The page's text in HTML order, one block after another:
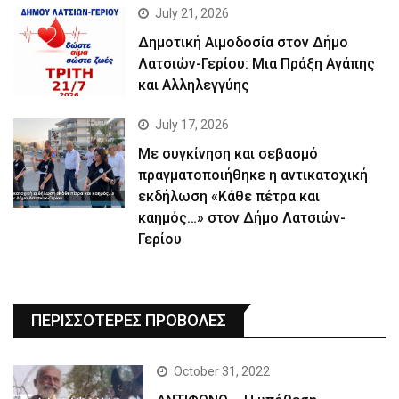
July 21, 2026
Δημοτική Αιμοδοσία στον Δήμο
Λατσιών-Γερίου: Μια Πράξη Αγάπης
και Αλληλεγγύης
July 17, 2026
Με συγκίνηση και σεβασμό
πραγματοποιήθηκε η αντικατοχική
εκδήλωση «Κάθε πέτρα και
καημός…» στον Δήμο Λατσιών-
Γερίου
ΠΕΡΙΣΣΟΤΕΡΕΣ ΠΡΟΒΟΛΕΣ
October 31, 2022